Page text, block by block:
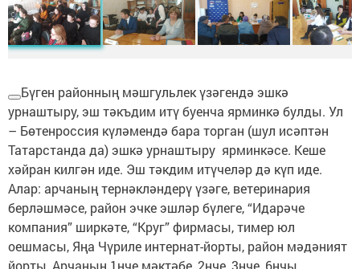
Бүген районның мәшгульлек үзәгендә эшкә
урнаштыру, эш тәкъдим итү буенча ярминкә булды. Ул
– Бөтенроссия күләмендә бара торган (шул исәптән
Татарстанда да) эшкә урнаштыру ярминкәсе. Кеше
хәйран килгән иде. Эш тәкдим итүчеләр дә күп иде.
Алар: арчаның тернәкләндерү үзәге, ветеринария
берләшмәсе, район эчке эшләр бүлеге, “Идарәче
компания” ширкәте, “Круг” фирмасы, тимер юл
оешмасы, Яңа Чүриле интернат-йорты, район мәдәният